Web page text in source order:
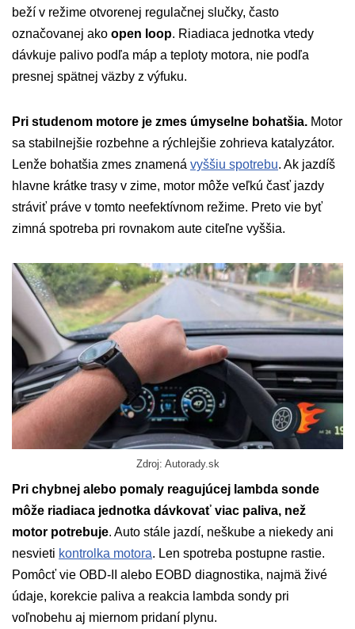
beží v režime otvorenej regulačnej slučky, často
označovanej ako open loop. Riadiaca jednotka vtedy
dávkuje palivo podľa máp a teploty motora, nie podľa
presnej spätnej väzby z výfuku.
Pri studenom motore je zmes úmyselne bohatšia. Motor
sa stabilnejšie rozbehne a rýchlejšie zohrieva katalyzátor.
Lenže bohatšia zmes znamená vyššiu spotrebu. Ak jazdíš
hlavne krátke trasy v zime, motor môže veľkú časť jazdy
stráviť práve v tomto neefektívnom režime. Preto vie byť
zimná spotreba pri rovnakom aute citeľne vyššia.
Zdroj: Autorady.sk
Pri chybnej alebo pomaly reagujúcej lambda sonde
môže riadiaca jednotka dávkovať viac paliva, než
motor potrebuje. Auto stále jazdí, neškube a niekedy ani
nesvieti kontrolka motora. Len spotreba postupne rastie.
Pomôcť vie OBD-II alebo EOBD diagnostika, najmä živé
údaje, korekcie paliva a reakcia lambda sondy pri
voľnobehu aj miernom pridaní plynu.